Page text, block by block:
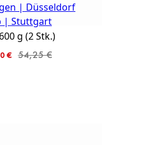
| Düsseldorf
| Stuttgart
g (2 Stk.)
54,25 €
€